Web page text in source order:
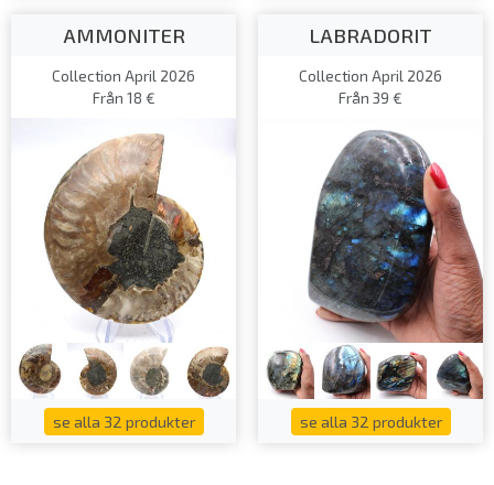
AMMONITER
Collection April 2026
Från 18 €
se alla 32 produkter
LABRADORIT
Collection April 2026
Från 39 €
se alla 32 produkter